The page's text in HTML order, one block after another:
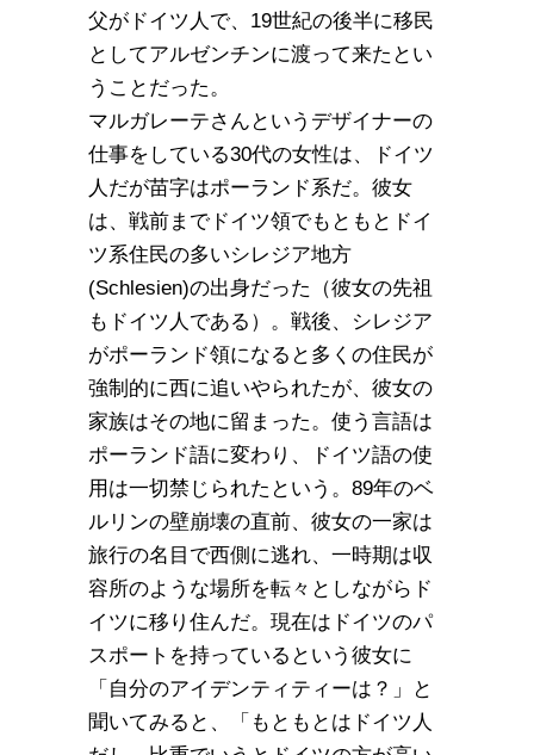
父がドイツ人で、19世紀の後半に移民
としてアルゼンチンに渡って来たとい
うことだった。
マルガレーテさんというデザイナーの
仕事をしている30代の女性は、ドイツ
人だが苗字はポーランド系だ。彼女
は、戦前までドイツ領でもともとドイ
ツ系住民の多いシレジア地方
(Schlesien)の出身だった（彼女の先祖
もドイツ人である）。戦後、シレジア
がポーランド領になると多くの住民が
強制的に西に追いやられたが、彼女の
家族はその地に留まった。使う言語は
ポーランド語に変わり、ドイツ語の使
用は一切禁じられたという。89年のベ
ルリンの壁崩壊の直前、彼女の一家は
旅行の名目で西側に逃れ、一時期は収
容所のような場所を転々としながらド
イツに移り住んだ。現在はドイツのパ
スポートを持っているという彼女に
「自分のアイデンティティーは？」と
聞いてみると、「もともとはドイツ人